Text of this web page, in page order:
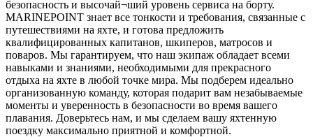
безопасность и высочай¬ший уровень сервиса на борту.
MARINEPOINT знает все тонкости и требования, связанные с
путешествиями на яхте, и готова предложить
квалифицированных капитанов, шкиперов, матросов и
поваров. Мы гарантируем, что наш экипаж обладает всеми
навыками и знаниями, необходимыми для прекрасного
отдыха на яхте в любой точке мира. Мы подберем идеально
организованную команду, которая подарит вам незабываемые
моменты и уверенность в безопасности во время вашего
плавания. Доверьтесь нам, и мы сделаем вашу яхтенную
поездку максимально приятной и комфортной.